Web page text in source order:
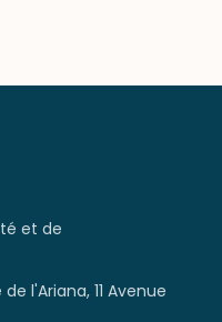
et de
l'Ariana, 11 Avenue